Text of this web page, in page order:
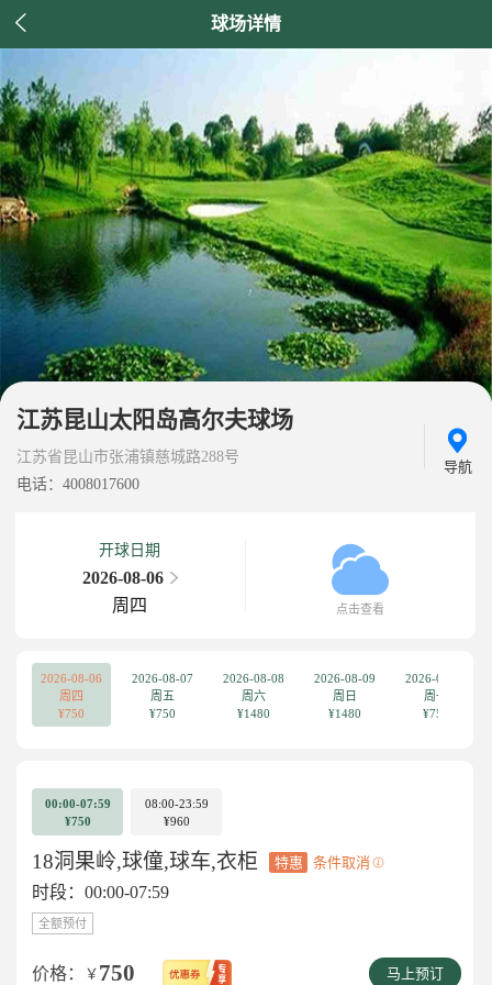
 球场详情
江苏昆山太阳岛高尔夫球场
江苏省昆山市张浦镇慈城路288号
电话：4008017600
导航
开球日期
2026-08-06
周四
点击查看
2026-08-06
周四
¥750
2026-08-07
周五
¥750
2026-08-08
周六
¥1480
2026-08-09
周日
¥1480
2026-08-10
周一
¥750
00:00-07:59
¥750
08:00-23:59
¥960
18洞果岭,球僮,球车,衣柜 特惠 条件取消
时段：00:00-07:59
全额预付
价格： ￥ 750 马上预订